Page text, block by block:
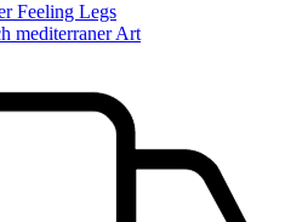
Feeling Legs
mediterraner Art